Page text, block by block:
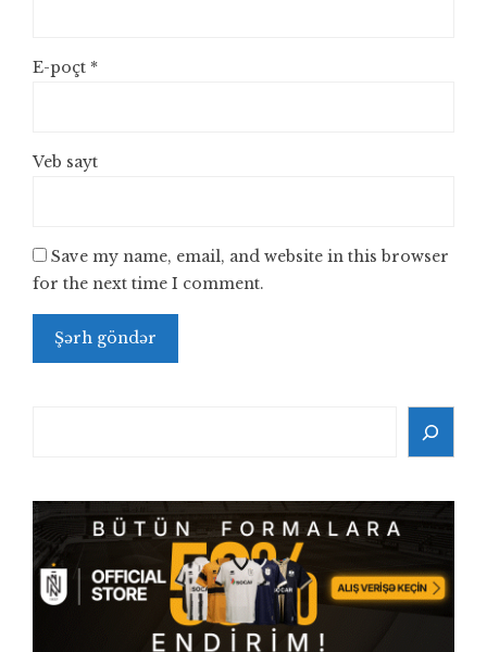
E-poçt *
Veb sayt
Save my name, email, and website in this browser
for the next time I comment.